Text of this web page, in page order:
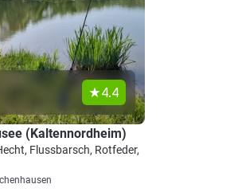
4.4
(Kaltennordheim)
Flussbarsch, Rotfeder,